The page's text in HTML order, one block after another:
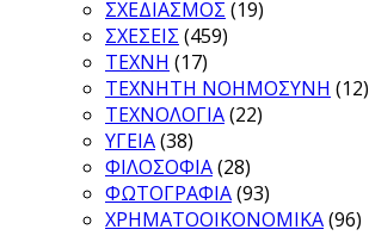
ΣΧΕΔΙΑΣΜΟΣ (19)
ΣΧΕΣΕΙΣ (459)
ΤΕΧΝΗ (17)
ΤΕΧΝΗΤΗ ΝΟΗΜΟΣΥΝΗ (12)
ΤΕΧΝΟΛΟΓΙΑ(22)
ΥΓΕΙΑ(38)
ΦΙΛΟΣΟΦΙΑ(28)
ΦΩΤΟΓΡΑΦΙΑ(93)
ΧΡΗΜΑΤΟΟΙΚΟΝΟΜΙΚΑ(96)